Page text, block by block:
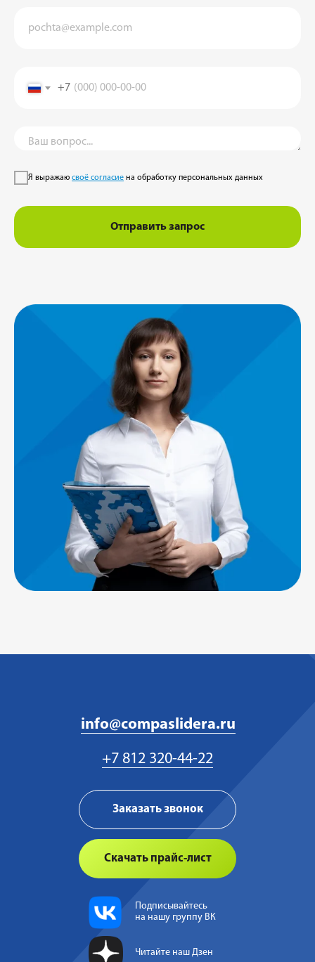
+7
Я выражаю своё согласие на обработку персональных данных
Отправить запрос
+7 812 320-44-22
Заказать звонок
info@compaslidera.ru
КомпасЛидера — официальный представитель
КонсультантПлюс в СЗФО
Санкт-Петербург, Заневский проспект, 30к2, БЦ
«Ростра», офис 204
© КомпасЛидера, 2010-2025
Подписывайтесь
на нашу группу ВК
Читайте наш Дзен
Скачать прайс-лист